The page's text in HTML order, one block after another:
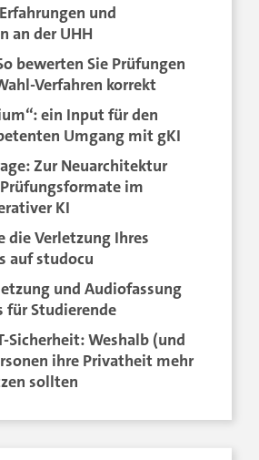
und
an der UHH
bewerten Sie Prüfungen
Verfahren korrekt
ein Input für den
Umgang mit gKI
Zur Neuarchitektur
im
KI
die Verletzung Ihres
auf studocu
und Audiofassung
für Studierende
Sicherheit: Weshalb (und
ihre Privatheit mehr
sollten